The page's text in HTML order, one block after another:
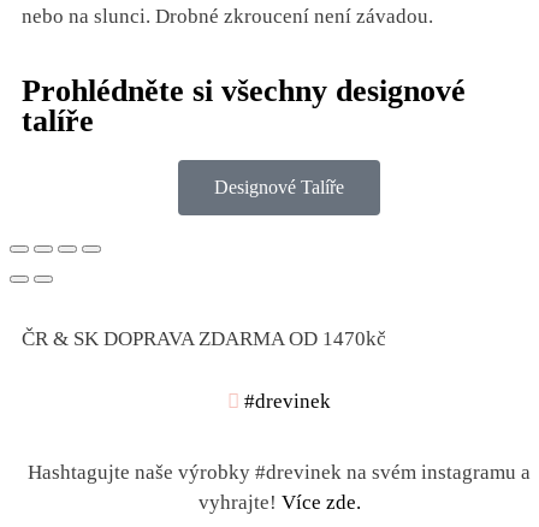
nebo na slunci. Drobné zkroucení není závadou.
Prohlédněte si všechny designové
talíře
Designové Talíře
ČR & SK DOPRAVA ZDARMA OD 1470kč
#drevinek
Hashtagujte naše výrobky #drevinek na svém instagramu a
vyhrajte! Více zde.